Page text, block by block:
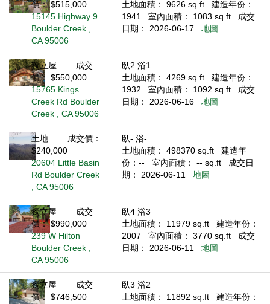
價： $515,000
15145 Highway 9
Boulder Creek ,
CA 95006
土地面積： 9626 sq.ft
建造年份：
1941
室內面積： 1083 sq.ft
成交
日期： 2026-06-17
地圖
獨立屋
成交
價： $550,000
15765 Kings
Creek Rd Boulder
Creek , CA 95006
臥2 浴1
土地面積： 4269 sq.ft
建造年份：
1932
室內面積： 1092 sq.ft
成交
日期： 2026-06-16
地圖
土地
成交價：
$240,000
20604 Little Basin
Rd Boulder Creek
, CA 95006
臥- 浴-
土地面積： 498370 sq.ft
建造年
份：--
室內面積： -- sq.ft
成交日
期： 2026-06-11
地圖
獨立屋
成交
價： $990,000
239 W Hilton
Boulder Creek ,
CA 95006
臥4 浴3
土地面積： 11979 sq.ft
建造年份：
2007
室內面積： 3770 sq.ft
成交
日期： 2026-06-11
地圖
獨立屋
成交
價： $746,500
臥3 浴2
土地面積： 11892 sq.ft
建造年份：